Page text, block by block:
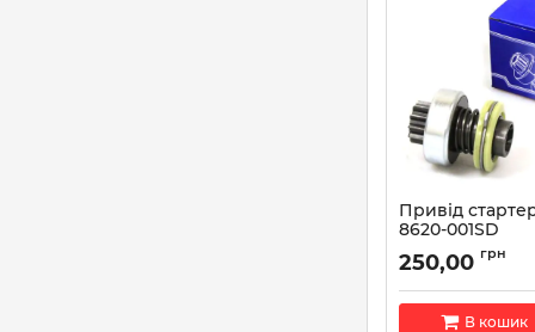
Привід
8620-001SD
Артикул: AT 8620-
250,00 грн
В кошик